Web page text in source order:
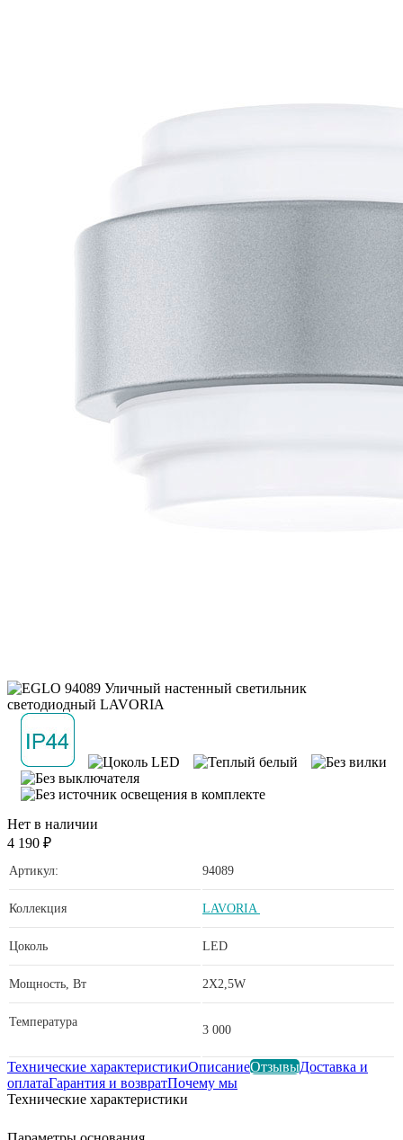
Нет в наличии
4 190 ₽
Артикул: 94089
Коллекция LAVORIA
Цоколь LED
Мощность, Вт 2X2,5W
Температура
3 000
Технические характеристикиОписаниеОтзывыДоставка и
оплатаГарантия и возвратПочему мы
Технические характеристики